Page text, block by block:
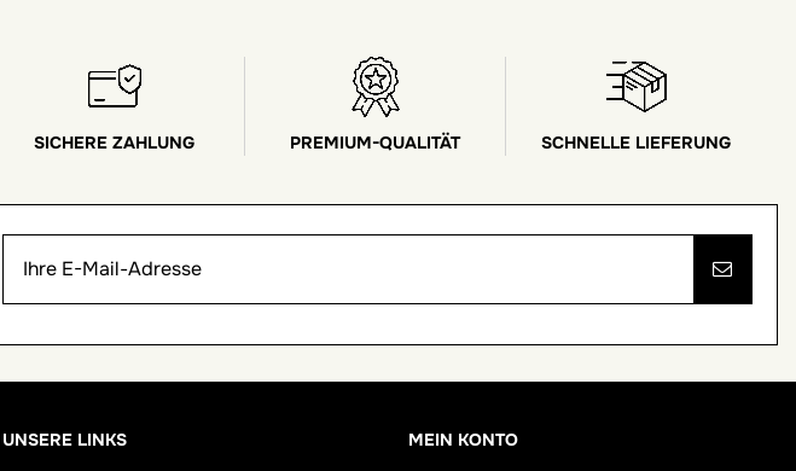
SICHERE ZAHLUNG PREMIUM-QUALITÄT SCHNELLE LIEFERUNG
UNSERE LINKS MEIN KONTO